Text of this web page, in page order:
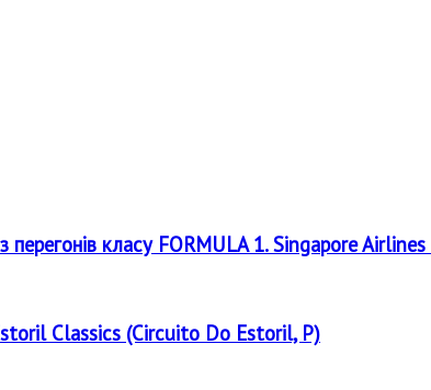
перегонів класу FORMULA 1. Singapore
Classics (Circuito Do Estoril, P)